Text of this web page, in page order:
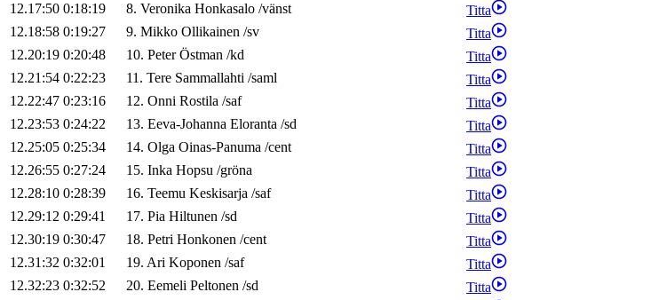
12.17:50 0:18:19 8. Veronika Honkasalo /vänst
Titta
12.18:58 0:19:27 9. Mikko Ollikainen /sv
Titta
12.20:19 0:20:48 10. Peter Östman /kd
Titta
12.21:54 0:22:23 11. Tere Sammallahti /saml
Titta
12.22:47 0:23:16 12. Onni Rostila /saf
Titta
12.23:53 0:24:22 13. Eeva-Johanna Eloranta /sd
Titta
12.25:05 0:25:34 14. Olga Oinas-Panuma /cent
Titta
12.26:55 0:27:24 15. Inka Hopsu /gröna
Titta
12.28:10 0:28:39 16. Teemu Keskisarja /saf
Titta
12.29:12 0:29:41 17. Pia Hiltunen /sd
Titta
12.30:19 0:30:47 18. Petri Honkonen /cent
Titta
12.31:32 0:32:01 19. Ari Koponen /saf
Titta
12.32:23 0:32:52 20. Eemeli Peltonen /sd
Titta